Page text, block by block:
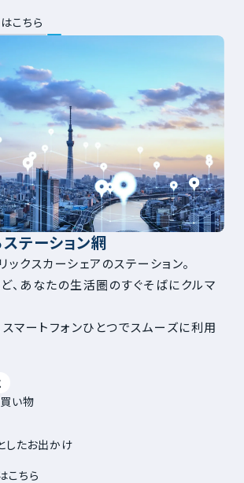
こちら
テーション網
クスカーシェアのステーション。
、あなたの生活圏のすぐそばにクルマ
マートフォンひとつでスムーズに利用
い物
したお出かけ
こちら